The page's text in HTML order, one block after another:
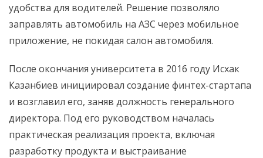
удобства для водителей. Решение позволяло
заправлять автомобиль на АЗС через мобильное
приложение, не покидая салон автомобиля.
После окончания университета в 2016 году Исхак
Казанбиев инициировал создание финтех-стартапа
и возглавил его, заняв должность генерального
директора. Под его руководством началась
практическая реализация проекта, включая
разработку продукта и выстраивание